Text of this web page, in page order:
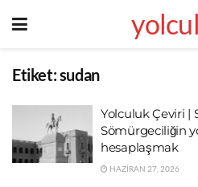
Etiket:sudan
Yolculuk Çeviri |
Sömürgeciliğin
hesaplaşmak
HAZIRAN 27, 2026